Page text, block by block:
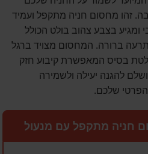
בה. זהו מחסום חניה מתקפל ועמיד
ומגיע בצבע צהוב בולט הכולל
ברורה. המחסום מצויד ברגל
בסיס המאפשרת קיבוע חזק
להגנה יעילה ולשמירה
שלכם.
חניה מתקפל עם מנעול